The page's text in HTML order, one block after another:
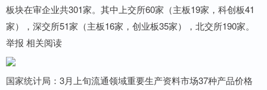
板块在审企业共301家。其中上交所60家（主板19家，科创板41
家），深交所51家（主板16家，创业板35家），北交所190家。
举报 相关阅读
国家统计局：3月上旬流通领域重要生产资料市场37种产品价格